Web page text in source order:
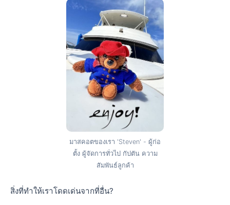
มาสคอตของเรา 'Steven' - ผู้ก่อ
ตั้ง ผู้จัดการทั่วไป กัปตัน ความ
สัมพันธ์ลูกค้า
สิ่งที่ทำให้เราโดดเด่นจากที่อื่น?